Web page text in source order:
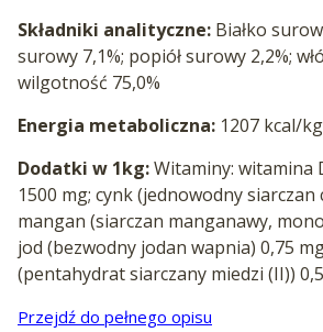
Składniki analityczne: Białko
surowy 7,1%; popiół surowy 2,2%;
wilgotność 75,0%
Energia metaboliczna: 1207 kcal/kg
Dodatki w 1kg:Witaminy: witamina
1500 mg; cynk (jednowodny siarczan
mangan (siarczan manganawy,
jod (bezwodny jodan wapnia) 0,75
(pentahydrat siarczany miedzi (II))
Przejdź do pełnego opisu